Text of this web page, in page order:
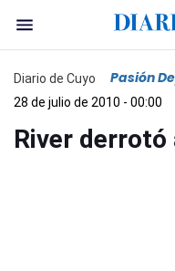
Diario de Cuyo Pasión
28 de julio de 2010 - 00:00
River derrotó